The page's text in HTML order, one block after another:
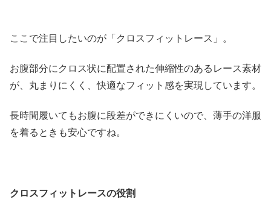
ここで注目したいのが「クロスフィットレース」。
お腹部分にクロス状に配置された伸縮性のあるレース素材
が、丸まりにくく、快適なフィット感を実現しています。
長時間履いてもお腹に段差ができにくいので、薄手の洋服
を着るときも安心ですね。
クロスフィットレースの役割